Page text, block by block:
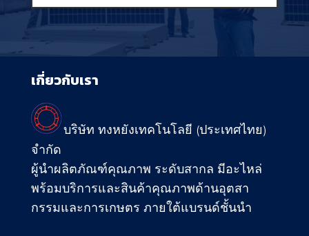
เกี่ยวกับเรา
บริษัท ทงหยังเทคโนโลยี (ประเทศไทย)
จำกัด
ผู้นำผลิตภัณฑ์คุณภาพ ระดับสากล มีอะไหล่
พร้อมบริการและสินค้าคุณภาพด้านอุตสา
กรรมและการเกษตร ภายใต้แบรนด์ชั้นนำ